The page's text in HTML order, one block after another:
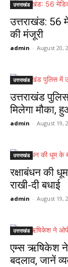
उत्तराखंड
उत्तराखंड: 56
की मंजूरी
admin - August 20,
उत्तराखंड
उत्तराखंड
मिलेगा मौका,
admin - August 19,
उत्तराखंड
रक्षाबंधन की
राखी-दी बधाई
admin - August 19,
उत्तराखंड
एम्स ऋषिकेश
बदलाव, जानें